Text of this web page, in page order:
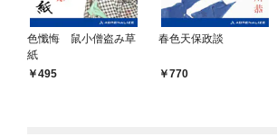
色懺悔 鼠小僧盗み草
紙
495
春色天保政談
770